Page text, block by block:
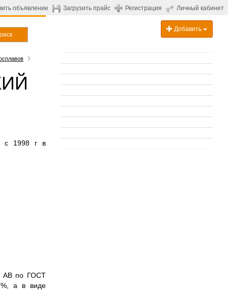
объявление Загрузить прайс Регистрация Личный кабинет
Добавить
с 1998 г в
АВ по ГОСТ
а в виде